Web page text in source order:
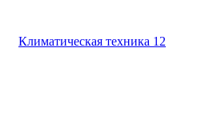
Климатическая техника 12